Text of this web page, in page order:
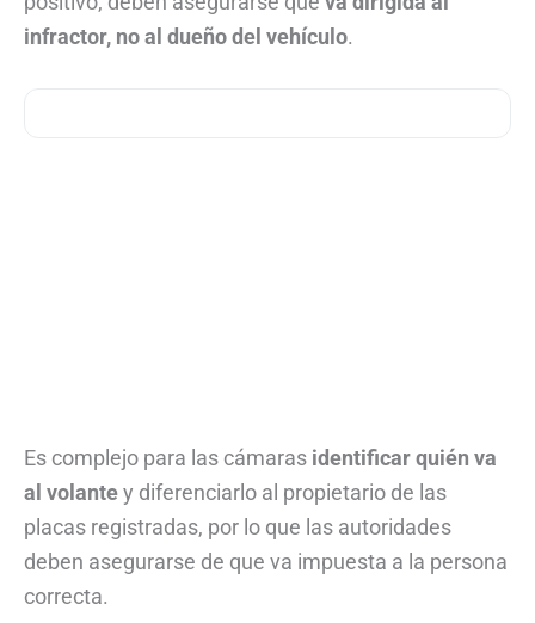
infractor, no al dueño del vehículo.
Es complejo para las cámaras identificar quién va
al volantey diferenciarlo al propietario de las
placas registradas, por lo que las autoridades
deben asegurarse de que va impuesta a la persona
correcta.